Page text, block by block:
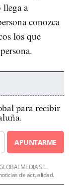
llega a
conozca
los que
para recibir
APUNTARME
S.L.
de actualidad.